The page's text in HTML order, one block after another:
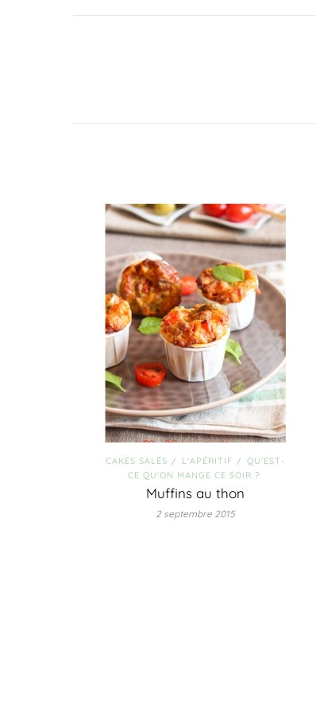
CAKES SALÉS / L'APÉRITIF /
QU'EST-
CE QU'ON MANGE CE SOIR ?
Muffins au thon
2 septembre 2015